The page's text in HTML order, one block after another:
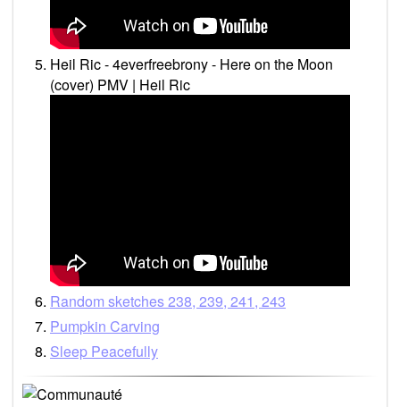
Heil Ric - 4everfreebrony - Here on the Moon
(cover) PMV | Heil Ric
Random sketches 238, 239, 241, 243
Pumpkin Carving
Sleep Peacefully